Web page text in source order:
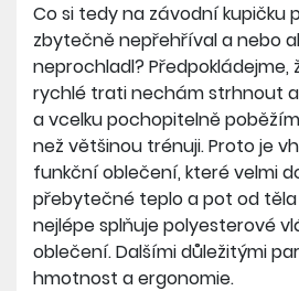
Co si tedy na závodní kupičku
zbytečně nepřehříval a nebo
neprochladl? Předpokládejme,
rychlé trati nechám strhnout
a vcelku pochopitelně
než většinou trénuji. Proto je
funkční oblečení, které velmi
přebytečné teplo a pot od
nejlépe splňuje polyesterové
oblečení. Dalšími důležitými
hmotnost a ergonomie.